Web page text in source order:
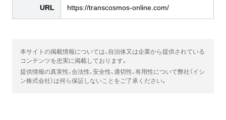
URL https://transcosmos-online.com/
本サイトの掲載情報については、自治体又は企業から提供されている
コンテンツを忠実に掲載しております。
提供情報の真実性、合法性、安全性、適切性、有用性について弊社（イシ
ン株式会社）は何ら保証しないことをご了承ください。